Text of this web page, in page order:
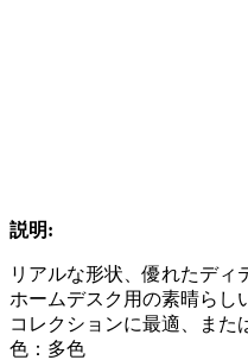
説明:
リアルな形状、優れたデ
ホームデスク用の素晴らし
コレクションに最適、また
色：多色